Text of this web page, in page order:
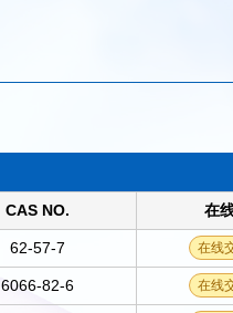
CAS NO. 在
62-57-7 在线
6066-82-6 在线